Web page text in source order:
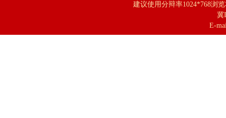
建议使用分辩率1024*768浏
冀
E-